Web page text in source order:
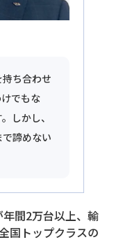
ち合わせ
でもな
しかし、
諦めない
間2万台以上、輸
国トップクラスの